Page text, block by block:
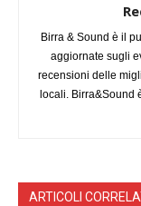
Birra & Sound è il
aggiornate sugli
recensioni delle
locali. Birra&Sound
ARTICOLI